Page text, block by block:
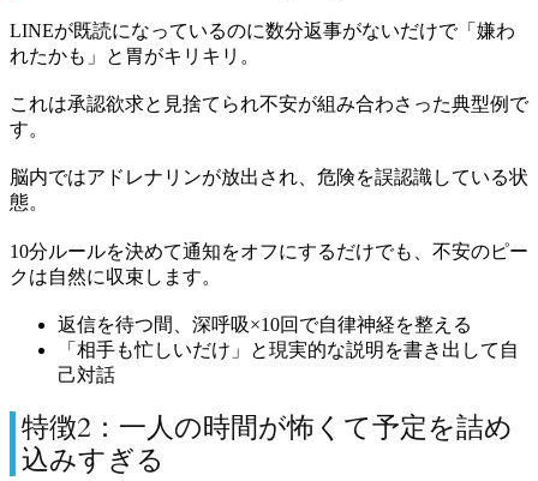
LINEが既読になっているのに数分返事がないだけで「嫌わ
れたかも」と胃がキリキリ。
これは承認欲求と見捨てられ不安が組み合わさった典型例で
す。
脳内ではアドレナリンが放出され、危険を誤認識している状
態。
10分ルールを決めて通知をオフにするだけでも、不安のピー
クは自然に収束します。
返信を待つ間、深呼吸×10回で自律神経を整える
「相手も忙しいだけ」と現実的な説明を書き出して自
己対話
特徴2：一人の時間が怖くて予定を詰め
込みすぎる